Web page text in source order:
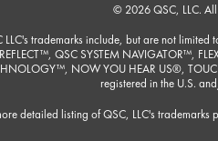
© 2026 QSC, LLC. All
LLC's trademarks include, but are not
REFLECT™, QSC SYSTEM NAVIGATOR™,
NOW YOU HEAR US®,
registered in the U.S.
detailed listing of QSC, LLC's trademarks